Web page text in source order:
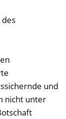
und
nicht unter